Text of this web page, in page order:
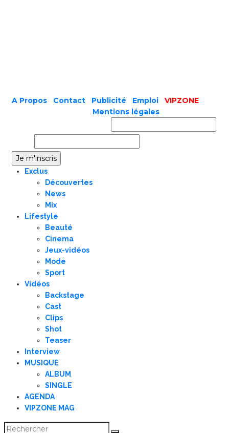
A Propos Contact Publicité Emploi
VIPZONE
Mentions légales
Exclus
Découvertes
News
Mix
Lifestyle
Beauté
Cinema
Jeux-vidéos
Mode
Sport
Vidéos
Backstage
Cast
Clips
Shot
Teaser
Interview
MUSIQUE
ALBUM
SINGLE
AGENDA
VIPZONE MAG